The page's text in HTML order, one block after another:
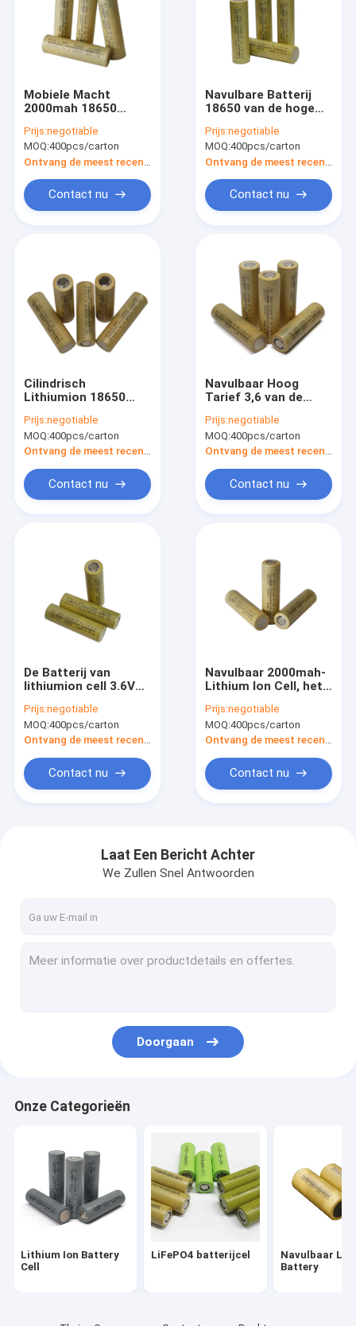
Producten
Ongeveer ons
Fabrieksreis
Nieuws
Gevallen
LiFePO4 batterijcel
de Batterij van 2000mah 18650
de Batterij van 2600mah 18650
26650 4000mah-Batterij
26650 Batterij 5000mah
LMFP-Batterij
Mobiele Macht
2000mah 18650
UN38.3 voor Helder
Flitslicht
Prijs:negotiable
MOQ:400pcs/carton
Contact nu
Navulbare Batterij
18650 van de hoge
2000mah euro de
Batterij van het
Autopedlithium
Prijs:negotiable
MOQ:400pcs/carton
Contact nu
Cilindrisch
Lithiumion 18650
de batterijfcc van v
2000mah
Prijs:negotiable
MOQ:400pcs/carton
Ontvang de meest recente Prijs
Contact nu
Navulbaar Hoog
Tarief 3,6 van de
de Batterijpak van V
2000mah voor
Elektrische
Prijs:negotiable
MOQ:400pcs/carton
Ontvang de meest recente Prijs
Contact nu
De Batterij van
lithiumion cell 3.6V
Elektrische Riksja
Prijs:negotiable
MOQ:400pcs/carton
Ontvang de meest recente Prijs
Contact nu
Navulbaar 2000mah-
Lithium Ion Cell, het
3.6V 18650
Prijs:negotiable
MOQ:400pcs/carton
Ontvang de meest recente Prijs
Contact nu
Laat Een Bericht Achter
We Zullen Snel Antwoorden
Doorgaan
Onze Categorieën
Lithium Ion Battery
Cell
LiFePO4 batterijcel
Navulbaar Li
Battery